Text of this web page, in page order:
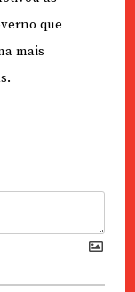
que
mais